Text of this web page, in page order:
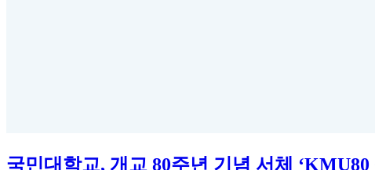
국민대학교, 개교 80주년 기념 서체